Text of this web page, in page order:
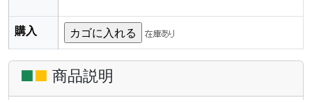
購入
■■ 商品説明